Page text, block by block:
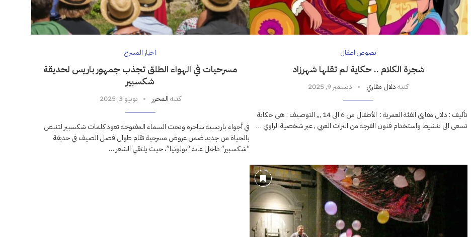
نصوص اطفال
شجرة الكلام .. حكاية لم تقلها شهرزاد
كتبهدلال مقاري ديسمبر 9, 2025
تأليف : دلال مقاري الفئة العمرية : الأطفال من 6 الى 14 ,,, التوصيف : هي حكاية
تسعى الى تنشيط واستخدام فنون الفرجة من التراث العربي , عبر شخصية الراوي …
اخبار المسرح
مسرحيات في الهواء الطلق تجذب جمهور باريس لحديقة
شكسبير
كتبهالمحرر يونيو 3, 2025
في أجواء باريسية ساحرة وتحت السماء المفتوحة تعود كلمات شكسبير لتنبض
بالحياة من جديد ضمن عروض مسرحية تقام طوال فصل الصيف في حديقة
“شكسبير” داخل غابة “بولونيا”، حيث يلتقي الشعر …